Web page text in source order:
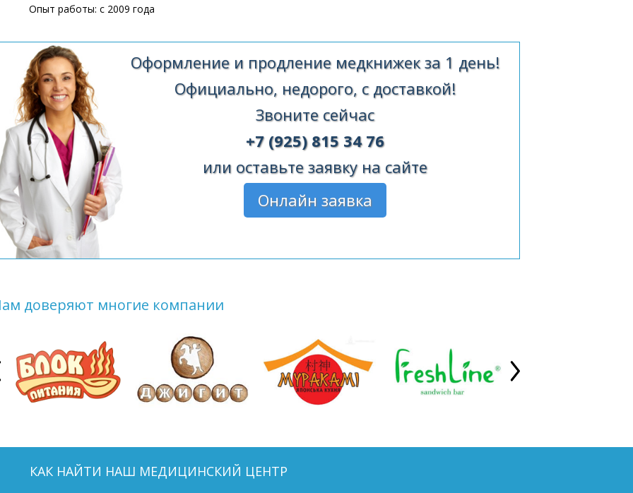
Опыт работы: с 2009 года
Оформление и продление медкнижек за 1 день!
Официально, недорого, с доставкой!
Звоните сейчас
+7 (925) 815 34 76
или оставьте заявку на сайте
Онлайн заявка
доверяют многие компании
КАК НАЙТИ НАШ МЕДИЦИНСКИЙ ЦЕНТР